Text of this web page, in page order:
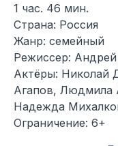
1 час. 46 мин.
Страна: Россия
Жанр: семейный
Режиссер:
Актёры: Николай
Агапов, Людмила
Надежда
Ограничение: 6+